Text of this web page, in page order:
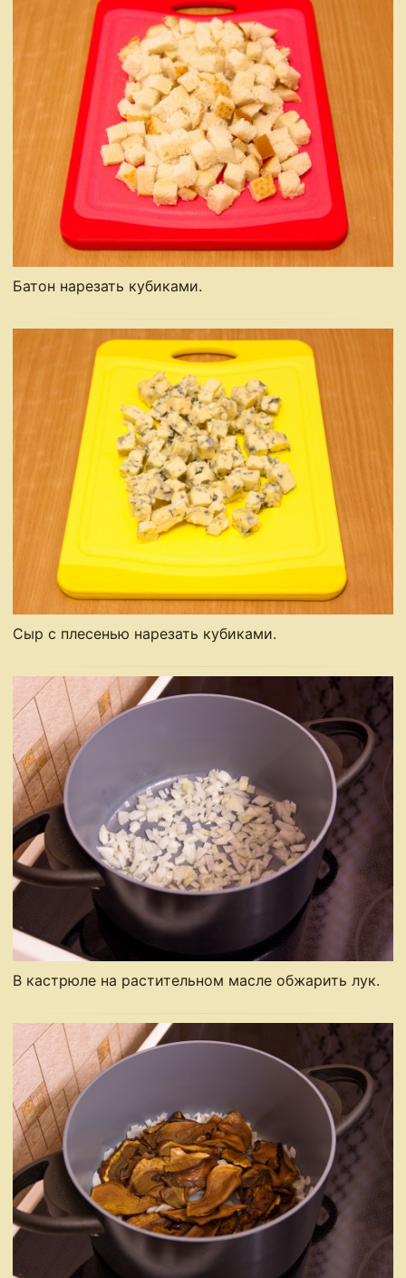
Батон нарезать кубиками.
Сыр с плесенью нарезать кубиками.
В кастрюле на растительном масле обжарить лук.